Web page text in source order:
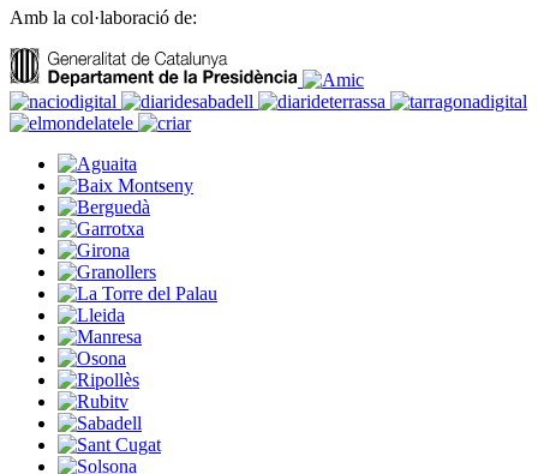
Amb la col·laboració de: